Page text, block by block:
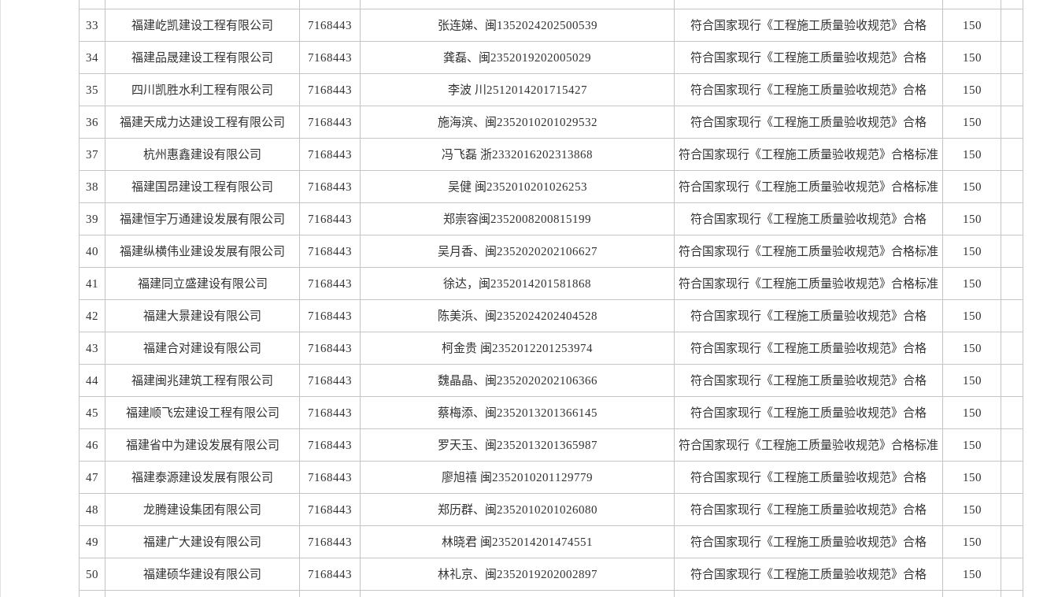
33 福建屹凯建设工程有限公司 7168443 张连娣、闽1352024202500539 符合国家现行《工程施工质量验收规范》合格 150
34 福建品晟建设工程有限公司 7168443 龚磊、闽2352019202005029 符合国家现行《工程施工质量验收规范》合格 150
35 四川凯胜水利工程有限公司 7168443 李波 川2512014201715427 符合国家现行《工程施工质量验收规范》合格 150
36 福建天成力达建设工程有限公司 7168443 施海滨、闽2352010201029532 符合国家现行《工程施工质量验收规范》合格 150
37 杭州惠鑫建设有限公司 7168443 冯飞磊 浙2332016202313868 符合国家现行《工程施工质量验收规范》合格标准 150
38 福建国昂建设工程有限公司 7168443 吴健 闽2352010201026253 符合国家现行《工程施工质量验收规范》合格标准 150
39 福建恒宇万通建设发展有限公司 7168443 郑崇容闽2352008200815199 符合国家现行《工程施工质量验收规范》合格 150
40 福建纵横伟业建设发展有限公司 7168443 吴月香、闽2352020202106627 符合国家现行《工程施工质量验收规范》合格标准 150
41 福建同立盛建设有限公司 7168443 徐达，闽2352014201581868 符合国家现行《工程施工质量验收规范》合格标准 150
42 福建大景建设有限公司 7168443 陈美浜、闽2352024202404528 符合国家现行《工程施工质量验收规范》合格 150
43 福建合对建设有限公司 7168443 柯金贵 闽2352012201253974 符合国家现行《工程施工质量验收规范》合格 150
44 福建闽兆建筑工程有限公司 7168443 魏晶晶、闽2352020202106366 符合国家现行《工程施工质量验收规范》合格 150
45 福建顺飞宏建设工程有限公司 7168443 蔡梅添、闽2352013201366145 符合国家现行《工程施工质量验收规范》合格 150
46 福建省中为建设发展有限公司 7168443 罗天玉、闽2352013201365987 符合国家现行《工程施工质量验收规范》合格标准 150
47 福建泰源建设发展有限公司 7168443 廖旭禧 闽2352010201129779 符合国家现行《工程施工质量验收规范》合格 150
48 龙腾建设集团有限公司 7168443 郑历群、闽2352010201026080 符合国家现行《工程施工质量验收规范》合格 150
49 福建广大建设有限公司 7168443 林晓君 闽2352014201474551 符合国家现行《工程施工质量验收规范》合格 150
50 福建硕华建设有限公司 7168443 林礼京、闽2352019202002897 符合国家现行《工程施工质量验收规范》合格 150